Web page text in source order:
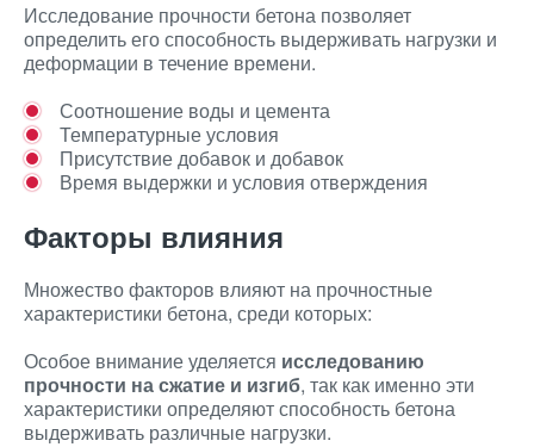
Исследование прочности бетона позволяет
определить его способность выдерживать нагрузки и
деформации в течение времени.
Соотношение воды и цемента
Температурные условия
Присутствие добавок и добавок
Время выдержки и условия отверждения
Факторы влияния
Множество факторов влияют на прочностные
характеристики бетона, среди которых:
Особое внимание уделяется исследованию
прочности на сжатие и изгиб, так как именно эти
характеристики определяют способность бетона
выдерживать различные нагрузки.